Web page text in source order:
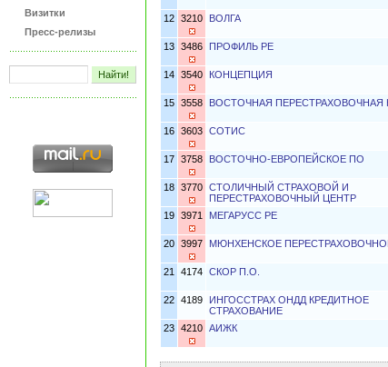
Визитки
Пресс-релизы
12 3210 ВОЛГА
13 3486 ПРОФИЛЬ РЕ
14 3540 КОНЦЕПЦИЯ
15 3558 ВОСТОЧНАЯ ПЕРЕСТРАХОВОЧНАЯ
16 3603 СОТИС
17 3758 ВОСТОЧНО-ЕВРОПЕЙСКОЕ ПО
18 3770 СТОЛИЧНЫЙ СТРАХОВОЙ И
ПЕРЕСТРАХОВОЧНЫЙ ЦЕНТР
19 3971 МЕГАРУСС РЕ
20 3997 МЮНХЕНСКОЕ
21 4174 СКОР П.О.
22 4189
ИНГОССТРАХ ОНДД КРЕДИТНОЕ
СТРАХОВАНИЕ
23 4210 АИЖК